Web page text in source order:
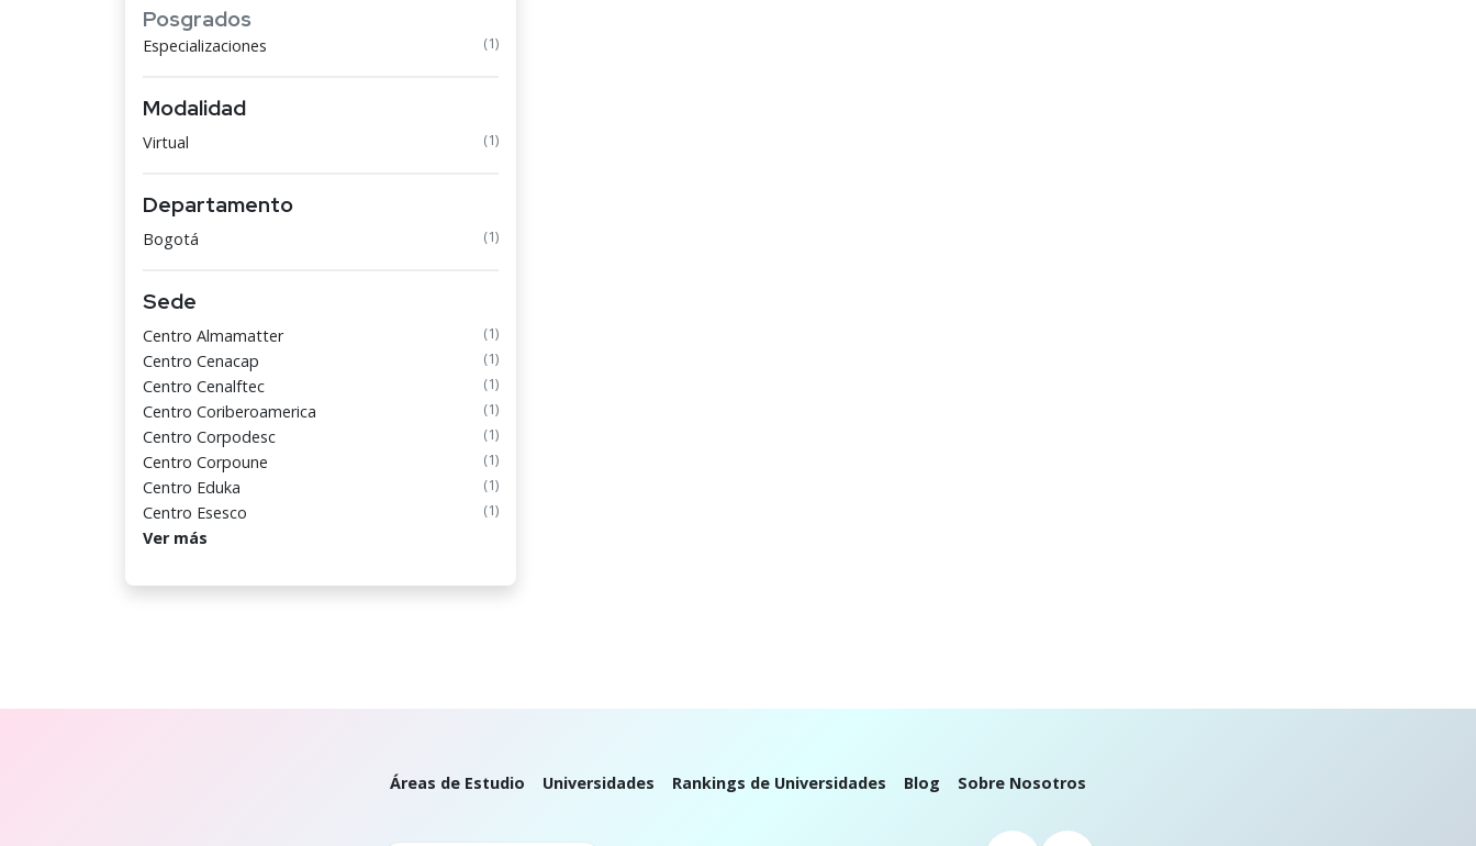
Posgrados
Especializaciones (1)
Modalidad
Virtual (1)
Departamento
Bogotá (1)
Sede
Centro Almamatter (1)
Centro Cenacap (1)
Centro Cenalftec (1)
Centro Coriberoamerica (1)
Centro Corpodesc (1)
Centro Corpoune (1)
Centro Eduka (1)
Centro Esesco (1)
Ver más
Áreas de Estudio Universidades Rankings de Universidades Blog Sobre Nosotros